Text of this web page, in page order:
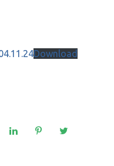
Download